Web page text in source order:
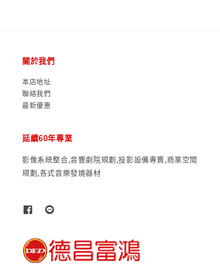
關於我們
本店地址
聯絡我們
最新優惠
延續60年專業
影像系統整合,音響劇院規劃,投影設備專賣,商業空間
規劃,各式音樂發燒器材